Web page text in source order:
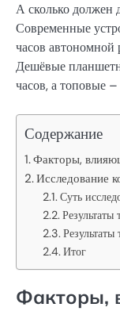
А сколько должен
Современные
часов автономной
Дешёвые
часов, а топовые
Содержание
Факторы,
Исследование
Суть
Итог
Факторы,